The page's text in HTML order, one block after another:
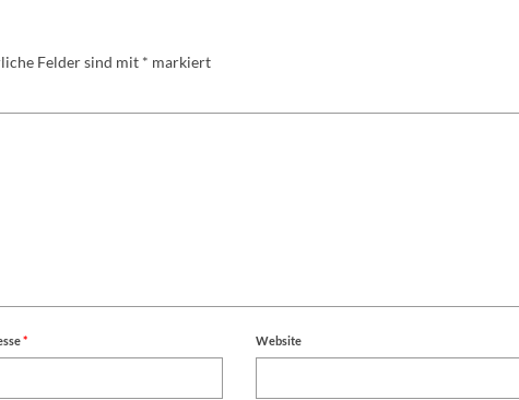
Felder sind mit * markiert
* Website